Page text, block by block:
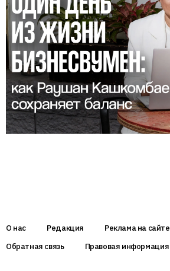
О нас Редакция
Реклама на сайте
Обратная связь
Правовая информация